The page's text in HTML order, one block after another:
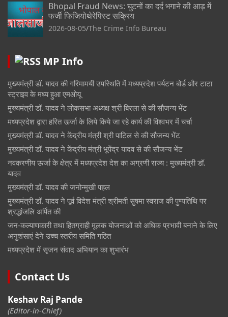
Bhopal Fraud News: घुटनों का दर्द भगाने की आड़ में
फर्जी फिजियोथेरेपिस्ट सक्रिय
2026-08-05 The Crime Info Bureau
MP Info
मुख्यमंत्री डॉ. यादव की गरिमामयी उपस्थिति में मध्यप्रदेश पर्यटन बोर्ड और टाटा
स्ट्राइव के मध्य हुआ एमओयू
मुख्यमंत्री डॉ. यादव ने लोकसभा अध्यक्ष श्री बिरला से की सौजन्य भेंट
मध्यप्रदेश द्वारा हरित ऊर्जा के लिये किये जा रहे कार्य की विश्वभर में चर्चा
मुख्यमंत्री डॉ. यादव ने केंद्रीय मंत्री श्री पाटिल से की सौजन्य भेंट
मुख्यमंत्री डॉ. यादव ने केंद्रीय मंत्री भूपेंद्र यादव से की सौजन्य भेंट
नवकरणीय ऊर्जा के क्षेत्र में मध्यप्रदेश देश का अग्रणी राज्य : मुख्यमंत्री डॉ.
यादव
मुख्यमंत्री डॉ. यादव की जनोन्मुखी पहल
मुख्यमंत्री डॉ. यादव ने पूर्व विदेश मंत्री श्रीमती सुषमा स्वराज की पुण्यतिथि पर
श्रद्धांजलि अर्पित की
जन-कल्याणकारी तथा हितग्राही मूलक योजनाओं को अधिक प्रभावी बनाने के लिए
अनुशंसाएं देने उच्च स्तरीय समिति गठित
मध्यप्रदेश में सृजन संवाद अभियान का शुभारंभ
Contact Us
Keshav Raj Pande
(Editor-in-Chief)